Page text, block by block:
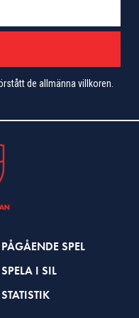
de allmänna villkoren.
PÅGÅENDE SPEL
SPELA I SIL
STATISTIK